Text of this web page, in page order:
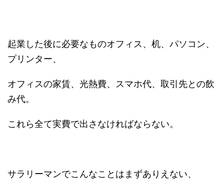
起業した後に必要なものオフィス、机、パソコン、
プリンター、
オフィスの家賃、光熱費、スマホ代、取引先との飲
み代。
これら全て実費で出さなければならない。
サラリーマンでこんなことはまずありえない、